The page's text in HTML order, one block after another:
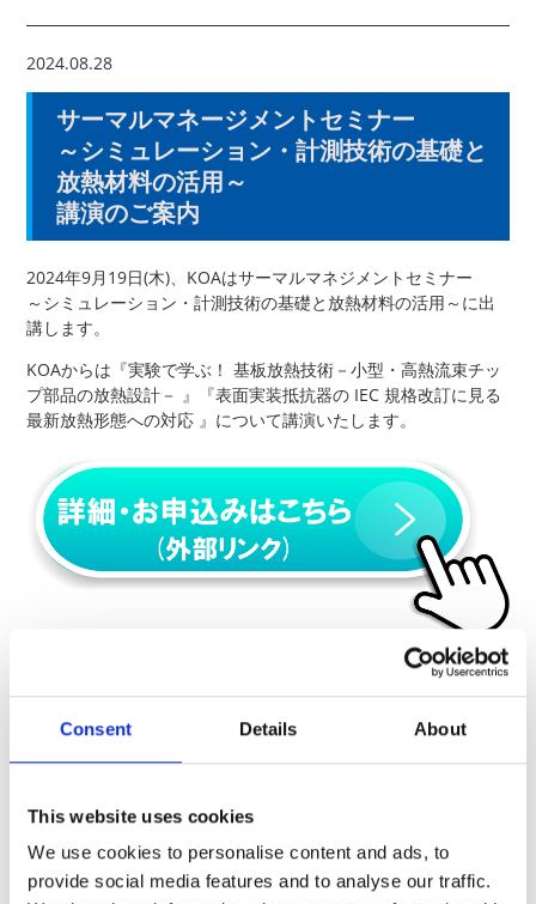
Consent Details About
This website uses cookies
We use cookies to personalise content and ads, to
provide social media features and to analyse our traffic.
2024.08.28
サーマルマネージメントセミナー
～シミュレーション・計測技術の基礎と
放熱材料の活用～
講演のご案内
2024年9月19日(木)、KOAはサーマルマネジメントセミナー
～シミュレーション・計測技術の基礎と放熱材料の活用～に出
講します。
KOAからは『実験で学ぶ！ 基板放熱技術－小型・高熱流束チッ
プ部品の放熱設計－ 』『表面実装抵抗器の IEC 規格改訂に見る
最新放熱形態への対応 』について講演いたします。
セミナー名
サーマルマネジメントセミナ
セミナー詳細・お申込み
サーマルマネジメントセミナ
～シミュレーション・計測技